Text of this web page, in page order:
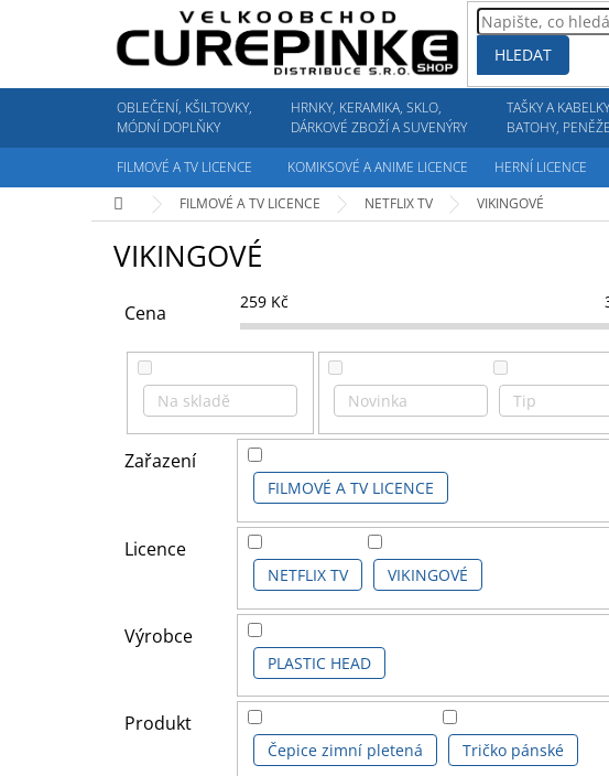
HLEDAT
OBLEČENÍ, KŠILTOVKY,
MÓDNÍ DOPLŇKY
HRNKY, KERAMIKA, SKLO,
DÁRKOVÉ ZBOŽÍ A SUVENÝRY
TAŠKY A
BATOHY,
FILMOVÉ A TV LICENCE KOMIKSOVÉ A ANIME LICENCE HERNÍ LICENCE
Domů
FILMOVÉ A TV LICENCE NETFLIX TV VIKINGOVÉ
VIKINGOVÉ
Cena 259 Kč
Na skladě Novinka Tip
Zařazení
FILMOVÉ A TV LICENCE
Licence
NETFLIX TV VIKINGOVÉ
Výrobce
PLASTIC HEAD
Produkt
Čepice zimní pletená Tričko pánské